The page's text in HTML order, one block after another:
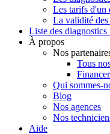
Les tarifs d'un
La validité
Liste des
À propos
Nos
Tous
Qui sommes-
Blog
Nos agences
Nos
Aide